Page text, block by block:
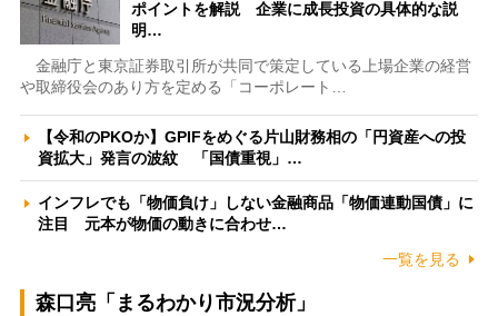
ポイントを解説 企業に成長投資の具体的な説
明…
金融庁と東京証券取引所が共同で策定している上場企業の経営
や取締役会のあり方を定める「コーポレート…
【令和のPKOか】GPIFをめぐる片山財務相の「円資産への投
資拡大」発言の波紋 「国債重視」…
インフレでも「物価負け」しない金融商品「物価連動国債」に
注目 元本が物価の動きに合わせ…
一覧を見る
森口亮「まるわかり市況分析」